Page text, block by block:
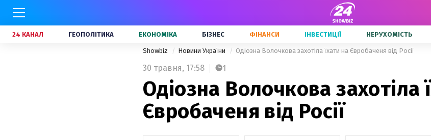
24 КАНАЛ ГЕОПОЛІТИКА ЕКОНОМІКА БІЗНЕС ФІНАНСИ ІНВЕСТИЦІЇ НЕРУХОМІСТЬ
Showbiz Новини України Одіозна Волочкова захотіла їхати на Євробаченя від Росії
30 травня, 17:58 1
Одіозна Волочкова захотіла
Євробаченя від Росії